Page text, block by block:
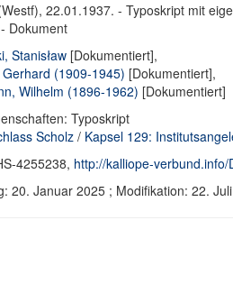
22.01.1937. - Typoskript mit
Dokument
Stanisław [Dokumentiert],
(1909-1945) [Dokumentiert],
Wilhelm (1896-1962) [Dokumentiert]
Typoskript
Scholz / Kapsel 129:
4255238, http://kalliope-
20. Januar 2025 ; Modifikation: 22.